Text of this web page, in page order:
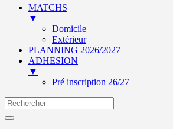
MATCHS
▼
Domicile
Extérieur
PLANNING 2026/2027
ADHESION
▼
Pré inscription 26/27